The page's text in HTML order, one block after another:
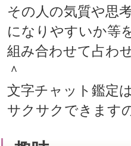
その人の気質や思
になりやすいか等
組み合わせて占わ
＾
文字チャット鑑定
サクサクできます